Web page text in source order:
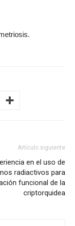
Artículo siguiente
en el uso de
radiactivos para
funcional de la
criptorquidea